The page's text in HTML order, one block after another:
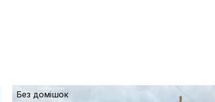
Без домішок